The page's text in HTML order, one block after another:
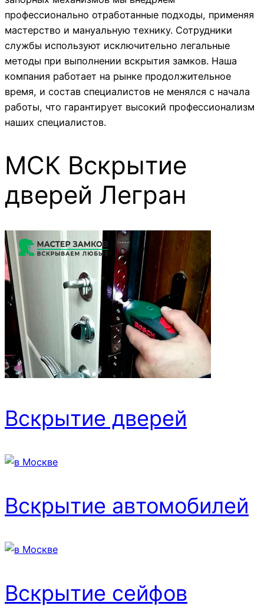
профессионально отработанные подходы, применяя
мастерство и мануальную технику. Сотрудники
службы используют исключительно легальные
методы при выполнении вскрытия замков. Наша
компания работает на рынке продолжительное
время, и состав специалистов не менялся с начала
работы, что гарантирует высокий профессионализм
наших специалистов.
МСК Вскрытие
дверей Легран
Вскрытие дверей
Вскрытие автомобилей
Вскрытие сейфов